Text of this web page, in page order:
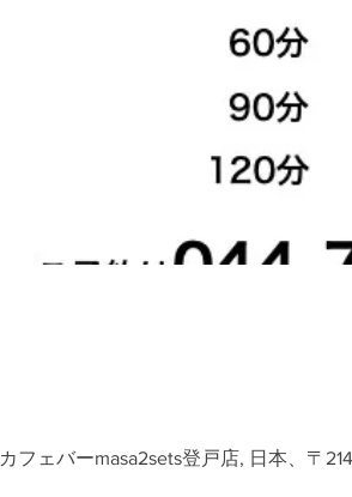
カフェバーmasa2sets登戸店, 日本、〒